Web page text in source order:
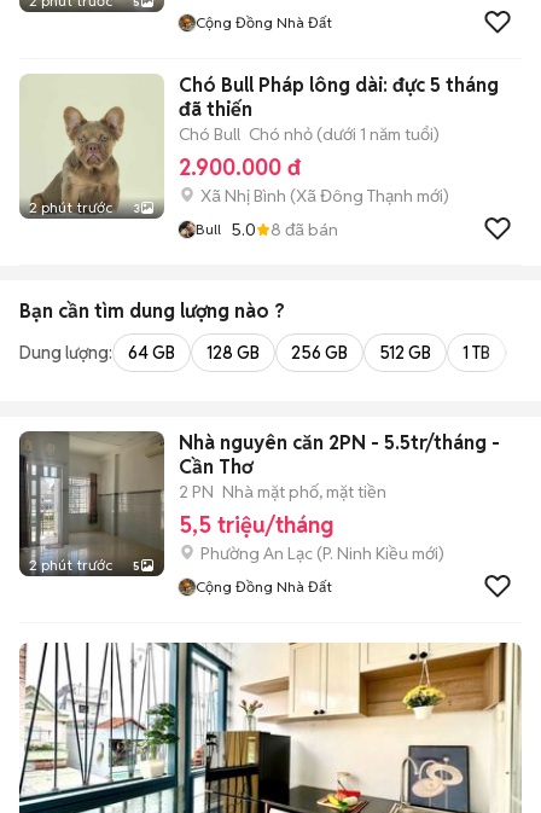
Cộng Đồng Nhà Đất
2 phút trước 3
Chó Bull Pháp lông dài: đực 5 tháng
đã thiến
Chó Bull Chó nhỏ (dưới 1 năm tuổi)
2.900.000 đ
Xã Nhị Bình (Xã Đông Thạnh mới)
Bull 5.0 8 đã bán
Bạn cần tìm dung lượng nào ?
Dung lượng: 64 GB 128 GB 256 GB 512 GB 1 TB
2 phút trước 5
Nhà nguyên căn 2PN - 5.5tr/tháng -
Cần Thơ
2 PN Nhà mặt phố, mặt tiền
5,5 triệu/tháng
Phường An Lạc (P. Ninh Kiều mới)
Cộng Đồng Nhà Đất